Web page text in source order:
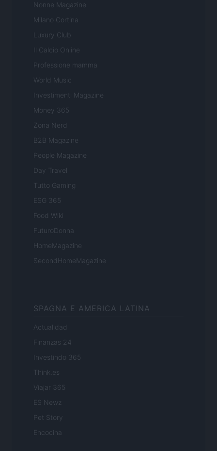
Nonne Magazine
Milano Cortina
Luxury Club
Il Calcio Online
Professione mamma
World Music
Investimenti Magazine
Money 365
Zona Nerd
B2B Magazine
People Magazine
Day Travel
Tutto Gaming
ESG 365
Food Wiki
FuturoDonna
HomeMagazine
SecondHomeMagazine
SPAGNA E AMERICA LATINA
Actualidad
Finanzas 24
Investindo 365
Think.es
Viajar 365
ES Newz
Pet Story
Encocina